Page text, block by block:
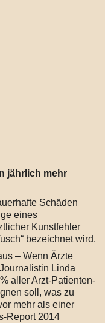
jährlich mehr
Schäden
eines
Kunstfehler
bezeichnet wird.
– Wenn Ärzte
Linda
aller Arzt-Patienten-
soll, was zu
mehr als einer
Report 2014